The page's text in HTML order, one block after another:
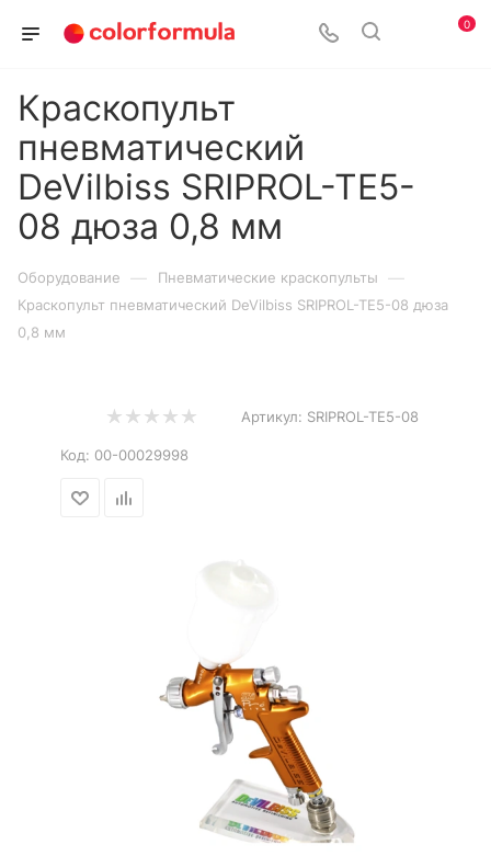
0
Краскопульт
пневматический
DeVilbiss SRIPROL-TE5-
08 дюза 0,8 мм
Оборудование — Пневматические краскопульты —
Краскопульт пневматический DeVilbiss SRIPROL-TE5-08 дюза
0,8 мм
Артикул: SRIPROL-TE5-08
Код: 00-00029998